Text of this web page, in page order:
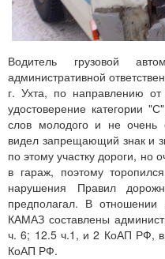
Водитель грузовой
административной
г. Ухта, по направлению от
удостоверение категории
слов молодого и не очень
видел запрещающий знак и
по этому участку дороги, но
в гараж, поэтому
нарушения Правил
предполагал. В отношении
КАМАЗ составлены
ч. 6; 12.5 ч.1, и 2 КоАП РФ,
КоАП РФ.